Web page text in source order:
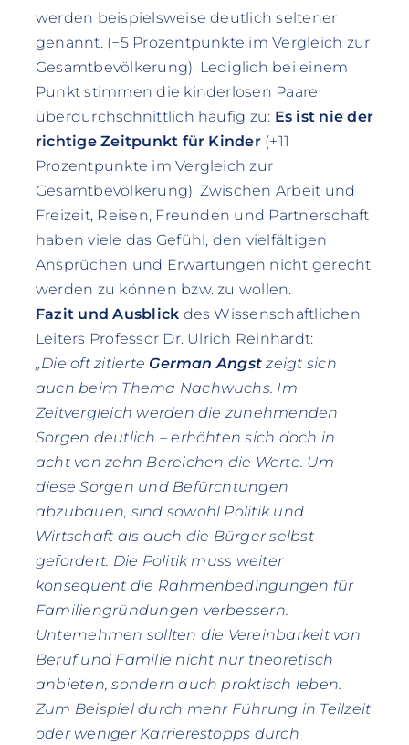
werden beispielsweise deutlich seltener
genannt. (−5 Prozentpunkte im Vergleich zur
Gesamtbevölkerung). Lediglich bei einem
Punkt stimmen die kinderlosen Paare
überdurchschnittlich häufig zu: Es ist nie der
richtige Zeitpunkt für Kinder(+11
Prozentpunkte im Vergleich zur
Gesamtbevölkerung). Zwischen Arbeit und
Freizeit, Reisen, Freunden und Partnerschaft
haben viele das Gefühl, den vielfältigen
Ansprüchen und Erwartungen nicht gerecht
werden zu können bzw. zu wollen.
Fazit und Ausblick des Wissenschaftlichen
Leiters Professor Dr. Ulrich Reinhardt:
„Die oft zitierte German Angst zeigt sich
auch beim Thema Nachwuchs. Im
Zeitvergleich werden die zunehmenden
Sorgen deutlich – erhöhten sich doch in
acht von zehn Bereichen die Werte. Um
diese Sorgen und Befürchtungen
abzubauen, sind sowohl Politik und
Wirtschaft als auch die Bürger selbst
gefordert. Die Politik muss weiter
konsequent die Rahmenbedingungen für
Familiengründungen verbessern.
Unternehmen sollten die Vereinbarkeit von
Beruf und Familie nicht nur theoretisch
anbieten, sondern auch praktisch leben.
Zum Beispiel durch mehr Führung in Teilzeit
oder weniger Karrierestopps durch